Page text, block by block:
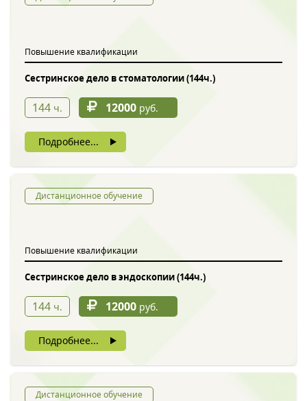
Повышение квалификации
Сестринское дело в стоматологии (144ч.)
144 ч. 12000 руб.
Подробнее...
Дистанционное обучение
Повышение квалификации
Сестринское дело в эндоскопии (144ч.)
144 ч. 12000 руб.
Подробнее...
Дистанционное обучение
Нажимая на кнопку, вы даете согласие на обработку своих